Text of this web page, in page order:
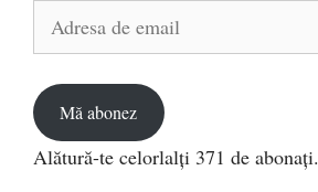
Adresa
Mă abonez
Alătură-te celorlalți 371 de abonați.